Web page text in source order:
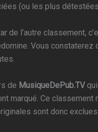
(ou les plus
de l’autre classement,
Vous constaterez
de MusiqueDePub.TVqui
marqué. Ce
sont donc exclues.